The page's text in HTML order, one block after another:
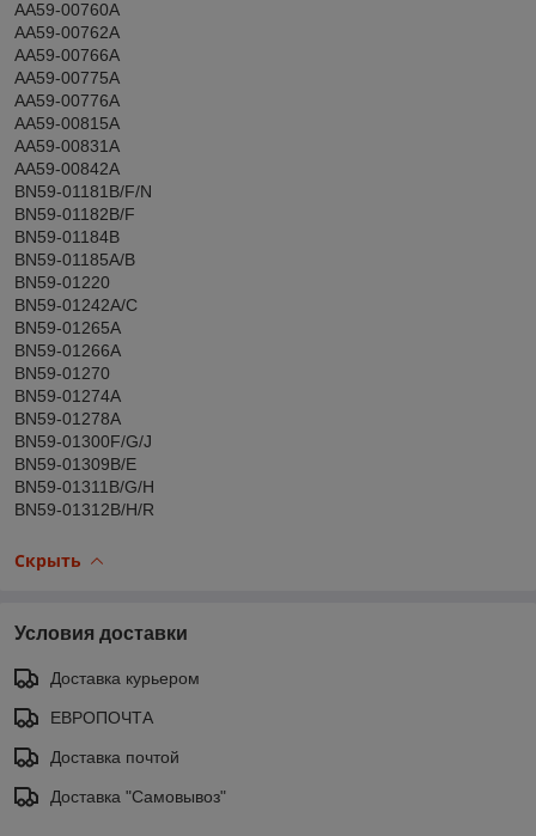
AA59-00760A
AA59-00762A
AA59-00766A
AA59-00775A
AA59-00776A
AA59-00815A
AA59-00831A
AA59-00842A
BN59-01181B/F/N
BN59-01182B/F
BN59-01184B
BN59-01185A/B
BN59-01220
BN59-01242A/C
BN59-01265A
BN59-01266A
BN59-01270
BN59-01274A
BN59-01278A
BN59-01300F/G/J
BN59-01309B/E
BN59-01311B/G/H
BN59-01312B/H/R
Скрыть
Условия доставки
Доставка курьером
ЕВРОПОЧТА
Доставка почтой
Доставка "Самовывоз"